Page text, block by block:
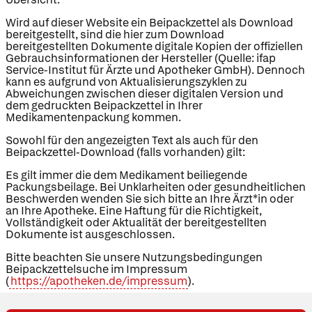
Wird auf dieser Website ein Beipackzettel als Download
bereitgestellt, sind die hier zum Download
bereitgestellten Dokumente digitale Kopien der offiziellen
Gebrauchsinformationen der Hersteller (Quelle: ifap
Service-Institut für Ärzte und Apotheker GmbH). Dennoch
kann es aufgrund von Aktualisierungszyklen zu
Abweichungen zwischen dieser digitalen Version und
dem gedruckten Beipackzettel in Ihrer
Medikamentenpackung kommen.
Sowohl für den angezeigten Text als auch für den
Beipackzettel-Download (falls vorhanden) gilt:
Es gilt immer die dem Medikament beiliegende
Packungsbeilage. Bei Unklarheiten oder gesundheitlichen
Beschwerden wenden Sie sich bitte an Ihre Ärzt*in oder
an Ihre Apotheke. Eine Haftung für die Richtigkeit,
Vollständigkeit oder Aktualität der bereitgestellten
Dokumente ist ausgeschlossen.
Bitte beachten Sie unsere Nutzungsbedingungen
Beipackzettelsuche im Impressum
(https://apotheken.de/impressum).